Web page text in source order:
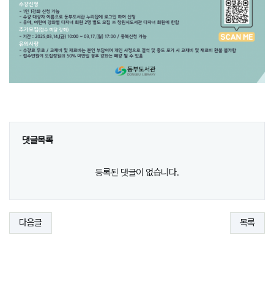
댓글목록
등록된 댓글이 없습니다.
다음글 목록